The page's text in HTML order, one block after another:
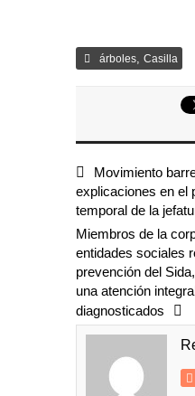
árboles, Casilla
Movimiento
explicaciones en el
temporal de la
Miembros de la
entidades sociales
prevención del
una atención
diagnosticados